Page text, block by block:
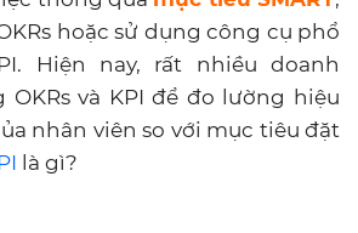
hoặc sử dụng công cụ phổ
Hiện nay, rất nhiều doanh
và KPI để đo lường hiệu
nhân viên so với mục tiêu đặt
là gì?